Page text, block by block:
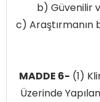
b) Güvenilir
c) Araştırmanın
MADDE 6- (1)
Üzerinde